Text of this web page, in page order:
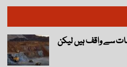
سے واقف ہیں لیکن